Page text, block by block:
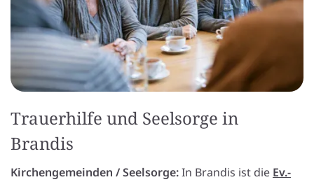
Trauerhilfe und Seelsorge in
Brandis
Kirchengemeinden / Seelsorge:In Brandis ist die Ev.-